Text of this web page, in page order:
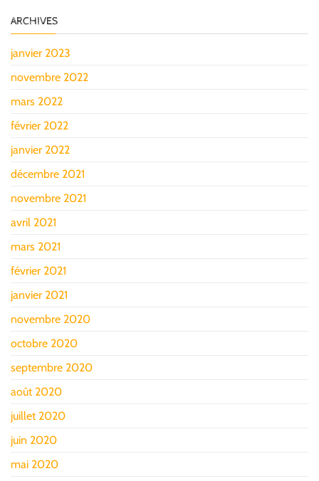
ARCHIVES
janvier 2023
novembre 2022
mars 2022
février 2022
janvier 2022
décembre 2021
novembre 2021
avril 2021
mars 2021
février 2021
janvier 2021
novembre 2020
octobre 2020
septembre 2020
août 2020
juillet 2020
juin 2020
mai 2020